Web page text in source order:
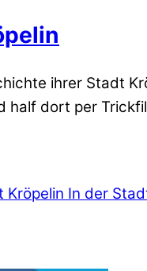
ihrer Stadt
half dort per
Kröpelin In der